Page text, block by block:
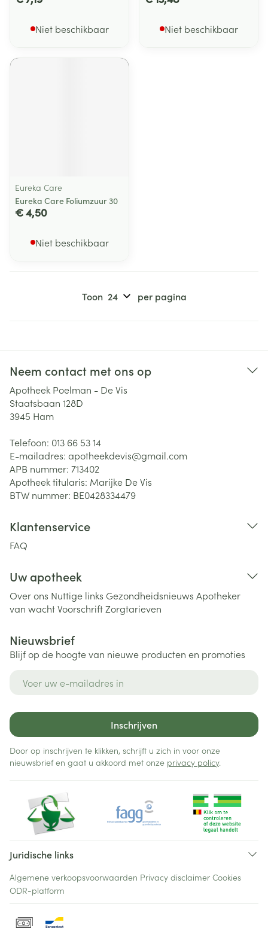
Niet beschikbaar Niet beschikbaar
Eureka Care
Eureka Care Foliumzuur 30
€ 4,50
Niet beschikbaar
Toon per pagina
Neem contact met ons op
Apotheek Poelman - De Vis
Staatsbaan 128D
3945 Ham
Telefoon: 013 66 53 14
E-mailadres: apotheekdevis@gmail.com
APB nummer: 713402
Apotheek titularis: Marijke De Vis
BTW nummer: BE0428334479
Klantenservice
FAQ
Uw apotheek
Over ons Nuttige links Gezondheidsnieuws Apotheker
van wachtVoorschriftZorgtarieven
Nieuwsbrief
Blijf op de hoogte van nieuwe producten en promoties
Inschrijven
Door op inschrijven te klikken, schrijft u zich in voor onze
nieuwsbrief en gaat u akkoord met onze privacy policy.
Juridische links
Algemene verkoopsvoorwaarden Privacy disclaimer Cookies
ODR-platform